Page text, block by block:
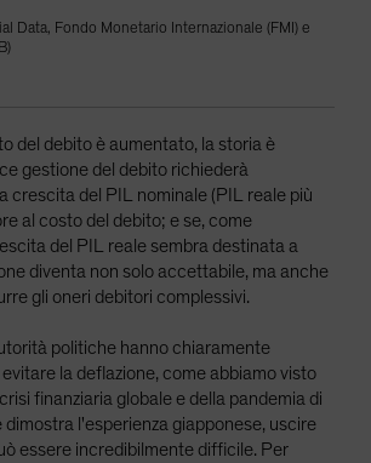
Data, Fondo Monetario Internazionale (FMI) e
del debito è aumentato, la storia è
gestione del debito richiederà
crescita del PIL nominale (PIL reale più
al costo del debito; e se, come
del PIL reale sembra destinata a
diventa non solo accettabile, ma anche
gli oneri debitori complessivi.
politiche hanno chiaramente
la deflazione, come abbiamo visto
finanziaria globale e della pandemia di
l'esperienza giapponese, uscire
essere incredibilmente difficile. Per